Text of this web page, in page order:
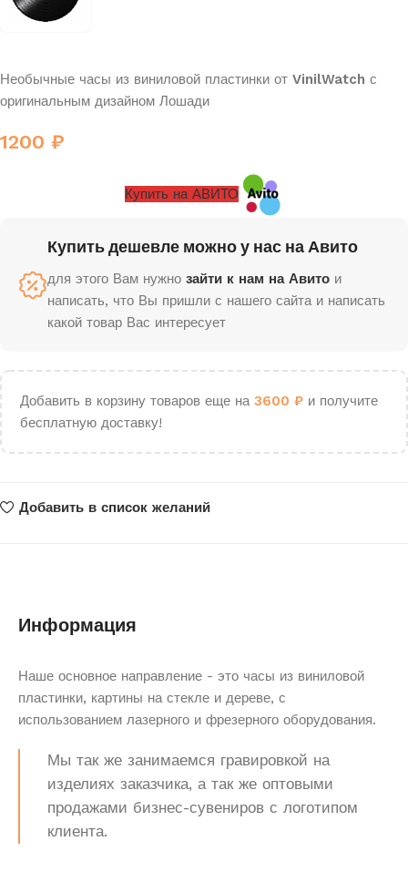
Необычные часы из виниловой пластинки от VinilWatch с
оригинальным дизайном Лошади
1200 ₽
Купить на АВИТО
Купить дешевле можно у нас на Авито
для этого Вам нужно зайти к нам на Авито и
написать, что Вы пришли с нашего сайта и написать
какой товар Вас интересует
Добавить в корзину товаров еще на 3600 ₽ и получите
бесплатную доставку!
Добавить в список желаний
Информация
Наше основное направление - это часы из виниловой
пластинки, картины на стекле и дереве, с
использованием лазерного и фрезерного оборудования.
Мы так же занимаемся гравировкой на
изделиях заказчика, а так же оптовыми
продажами бизнес-сувениров с логотипом
клиента.